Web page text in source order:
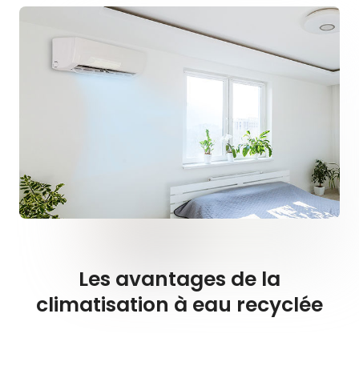
Les avantages de la
climatisation à eau recyclée